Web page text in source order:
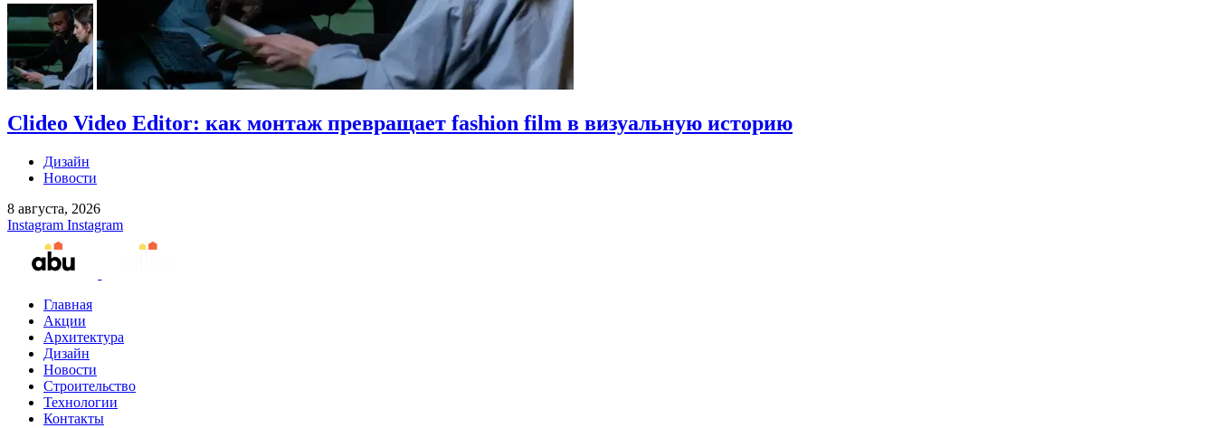
Clideo Video Editor: как монтаж превращает fashion film в визуальную историю
Дизайн
Новости
8 августа, 2026
Instagram Instagram
Главная
Акции
Архитектура
Дизайн
Новости
Строительство
Технологии
Контакты